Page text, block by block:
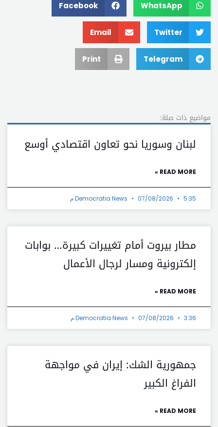
WhatsApp
Facebook
Twitter
Email
Telegram
Print
مواضيع ذات صلة:
لبنان وسوريا نحو تعاون اقتصادي أوسع
READ MORE »
Democratia News 07/08/2026 5:35 م
مطار بيروت أمام تغييرات كبيرة… بوابات
إلكترونية ومسار لرجال الأعمال
READ MORE »
Democratia News 07/08/2026 3:36 م
جمهورية الشك: إيران في مواجهة
الفراغ الكبير
READ MORE »